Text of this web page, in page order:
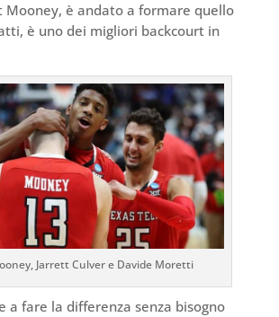
Mooney, è andato a formare quello
è uno dei migliori backcourt in
Jarrett Culver e Davide Moretti
a fare la differenza senza bisogno